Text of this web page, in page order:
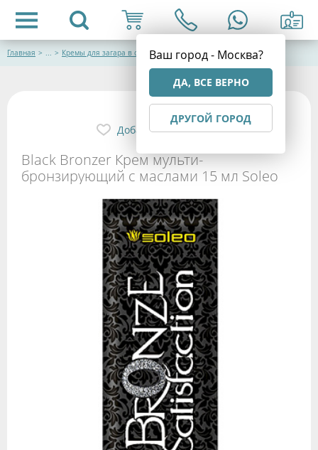
Ваш город - Москва?
ДА, ВСЕ ВЕРНО
ДРУГОЙ ГОРОД
Главная > ... > Кремы для загара в солярии
Black Bronzer Крем мульти-
бронзирующий c маслами 15 мл Soleo
Добавить в избранное